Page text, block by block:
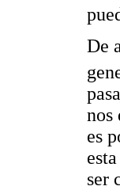
De
nos
es
ser